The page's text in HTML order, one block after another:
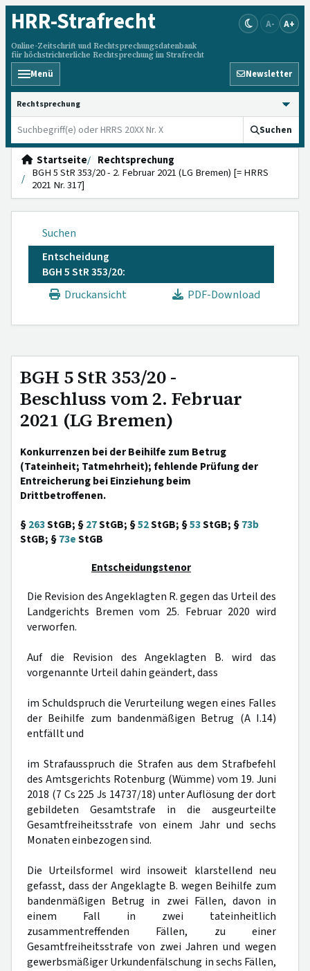
HRR-Strafrecht
Online-Zeitschrift und Rechtsprechungsdatenbank
für höchstrichterliche Rechtsprechung im Strafrecht
A- A+
Menü Newsletter
HRRS durchsuchen
Suchen
Startseite
Rechtsprechung
BGH 5 StR 353/20 - 2. Februar 2021 (LG Bremen) [= HRRS
2021 Nr. 317]
Suchen
Entscheidung
BGH 5 StR 353/20:
Druckansicht
PDF-Download
BGH 5 StR 353/20 -
Beschluss vom 2. Februar
2021 (LG Bremen)
Konkurrenzen bei der Beihilfe zum Betrug
(Tateinheit; Tatmehrheit); fehlende Prüfung der
Entreicherung bei Einziehung beim
Drittbetroffenen.
§263StGB; §27StGB; §52StGB; §53StGB; §73b
StGB; §73eStGB
Entscheidungstenor
Die Revision des Angeklagten R. gegen das Urteil des
Landgerichts Bremen vom 25. Februar 2020 wird
verworfen.
Auf die Revision des Angeklagten B. wird das
vorgenannte Urteil dahin geändert, dass
im Schuldspruch die Verurteilung wegen eines Falles
der Beihilfe zum bandenmäßigen Betrug (A I.14)
entfällt und
im Strafausspruch die Strafen aus dem Strafbefehl
des Amtsgerichts Rotenburg (Wümme) vom 19. Juni
2018 (7 Cs 225 Js 14737/18) unter Auflösung der dort
gebildeten Gesamtstrafe in die ausgeurteilte
Gesamtfreiheitsstrafe von einem Jahr und sechs
Monaten einbezogen sind.
Die Urteilsformel wird insoweit klarstellend neu
gefasst, dass der Angeklagte B. wegen Beihilfe zum
bandenmäßigen Betrug in zwei Fällen, davon in
einem Fall in zwei tateinheitlich
zusammentreffenden Fällen, zu einer
Gesamtfreiheitsstrafe von zwei Jahren und wegen
gewerbsmäßiger Urkundenfälschung in sechs Fällen,